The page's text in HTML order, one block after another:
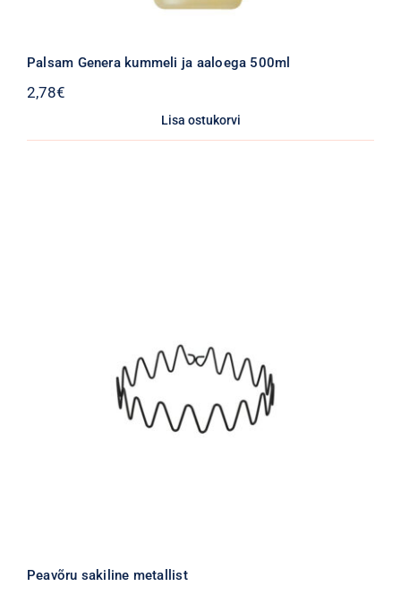
Palsam Genera kummeli ja aaloega 500ml
2,78€
Lisa ostukorvi
Peavõru sakiline metallist